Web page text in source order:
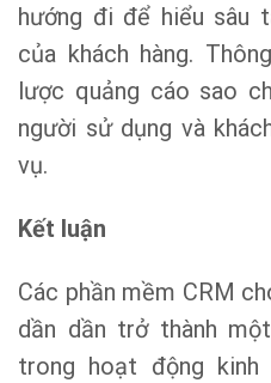
hướng đi để hiểu sâu
của khách hàng.
lược quảng cáo sao
người sử dụng và
vụ.
Kết luận
Các phần mềm CRM
dần dần trở thành
trong hoạt động kinh